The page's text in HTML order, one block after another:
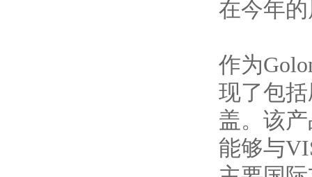
在今年
作为
现了包
盖。该
能够与